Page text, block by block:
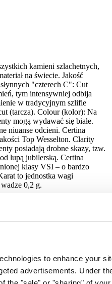
to enhance your
advertisements. Under
kamieni szlachetnych,
na świecie. Jakość
"czterech C": Cut
tym intensywniej odbija
w tradycyjnym szlifie
(tarcza). Colour (kolor): Na
mogą wydawać się białe.
niuanse odcieni. Certina
Top Wesselton. Clarity
posiadają drobne skazy, tzw.
lupą jubilerską. Certina
klasy VSI – o bardzo
to jednostka wagi
0,2 g.
i zapięć, to niezwykle
Zawiera bardzo niską
podczas noszenia i nie